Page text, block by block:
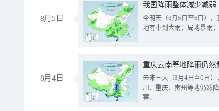
8月5日
我国降雨整体减少减弱
今明天（8月5日至6日）
地有中到大雨，局地暴雨
8月4日
重庆云南等地降雨仍然
未来三天（8月4日至6日
川、重庆、贵州等地仍然
害。